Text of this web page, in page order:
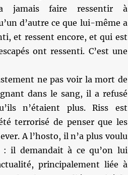
jamais faire ressentir à
d’autre ce que lui-même a
et ressent encore, et qui est
ont ressenti. C’est une
ne pas voir la mort de
dans le sang, il a refusé
n’étaient plus. Riss est
terrorisé de penser que les
A l’hosto, il n’a plus voulu
il demandait à ce qu’on lui
principalement liée à